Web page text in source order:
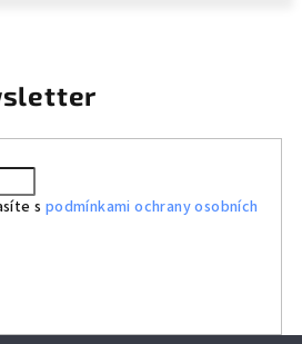
s podmínkami ochrany osobních